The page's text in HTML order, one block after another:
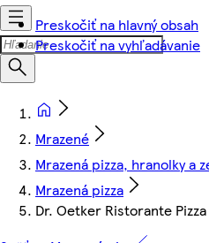
Preskočiť na hlavný obsah
Preskočiť na vyhľadávanie
Mrazené
Mrazená pizza, hranolky a
Mrazená pizza
Dr. Oetker Ristorante